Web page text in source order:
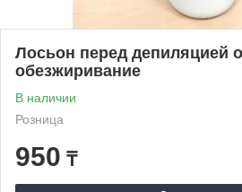
Лосьон перед депиляцией
обезжиривание
В наличии
Розница
950 ₸